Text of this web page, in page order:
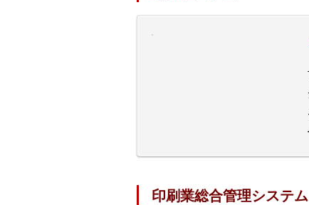
印刷業総合管理システム